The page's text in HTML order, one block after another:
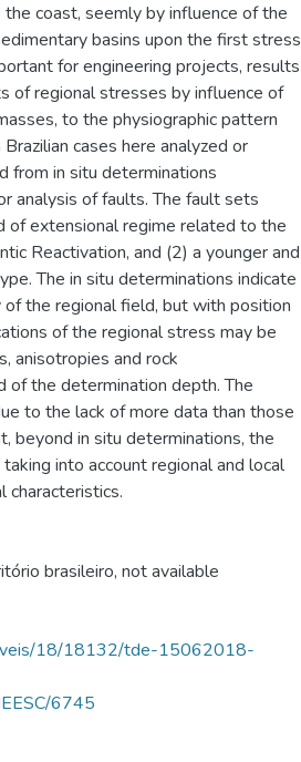
coast, seemly by influence of the
basins upon the first stress
for engineering projects, results
of regional stresses by influence of
to the physiographic pattern
cases here analyzed or
from in situ determinations
analysis of faults. The fault sets
of extensional regime related to the
Reactivation, and (2) a younger and
The in situ determinations indicate
the regional field, but with position
of the regional stress may be
anisotropies and rock
of the determination depth. The
to the lack of more data than those
beyond in situ determinations, the
into account regional and local
characteristics.
brasileiro, not available
18/18132/tde-15062018-
6745